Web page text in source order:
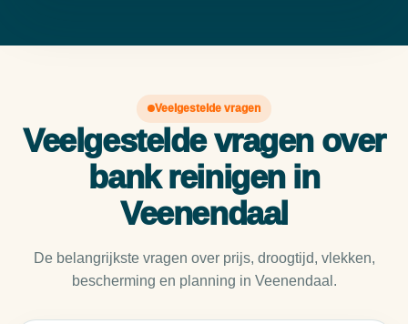
Veelgestelde vragen
Veelgestelde vragen over
bank reinigen in
Veenendaal
De belangrijkste vragen over prijs, droogtijd, vlekken,
bescherming en planning in Veenendaal.